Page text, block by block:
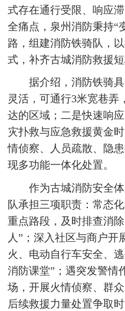
式存在通行受限、响应
全痛点，泉州消防秉持“
路，组建消防铁骑队，
式，补齐古城消防救援短
据介绍，消防铁骑
灵活，可通行3米宽巷弄
达的区域；二是快速响
灾扑救与应急救援黄金
情侦察、人员疏散、隐
现多功能一体化处置。
作为古城消防安全
队承担三项职责：常态
重点路段，及时排查消
人”；深入社区与商户开
火、电动自行车安全、
消防课堂”；遇突发警情
场，开展火情侦察、群
后续救援力量处置争取时